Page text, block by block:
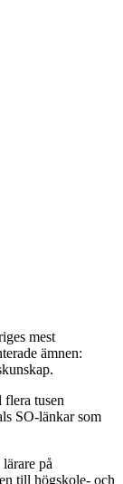
mest
ämnen:
tusen
SO-länkar som
på
till högskole- och